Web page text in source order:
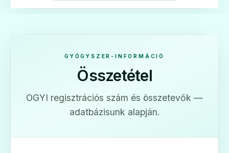
💊
Ár: —
ADATLAP
💊
GYÓGYSZER-INFORMÁCIÓ
Összetétel
OGYI regisztrációs szám és összetevők —
adatbázisunk alapján.